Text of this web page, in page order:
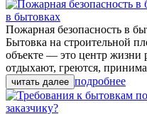
в бытовках
Пожарная безопасность в
Бытовка на строительной
объекте — это центр жизни
отдыхают, греются,
подробнее